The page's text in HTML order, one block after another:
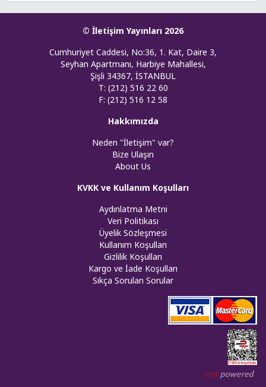
© İletişim Yayınları 2026
Cumhuriyet Caddesi, No:36, 1. Kat, Daire 3,
Seyhan Apartmanı, Harbiye Mahallesi,
Şişli 34367, İSTANBUL
T: (212) 516 22 60
F: (212) 516 12 58
Hakkımızda
Neden "İletişim" var?
Bize Ulaşın
About Us
KVKK ve Kullanım Koşulları
Aydınlatma Metni
Veri Politikası
Üyelik Sözleşmesi
Kullanım Koşulları
Gizlilik Koşulları
Kargo ve İade Koşulları
Sıkça Sorulan Sorular
Web